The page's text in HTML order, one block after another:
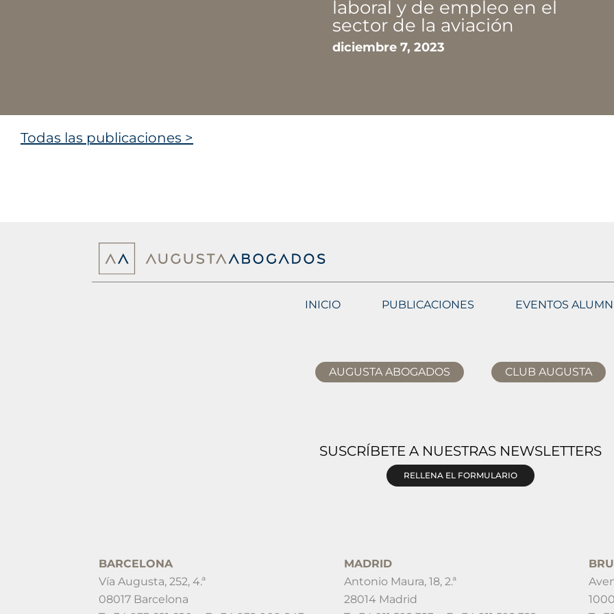
Todas las publicaciones >
INICIO PUBLICACIONES EVENTOS
AUGUSTA ABOGADOS CLUB AUGUSTA
SUSCRÍBETE A NUESTRAS NEWSLETTERS
RELLENA EL FORMULARIO
BARCELONA
Vía Augusta, 252, 4.ª
08017 Barcelona
MADRID
Antonio Maura, 18, 2.ª
28014 Madrid